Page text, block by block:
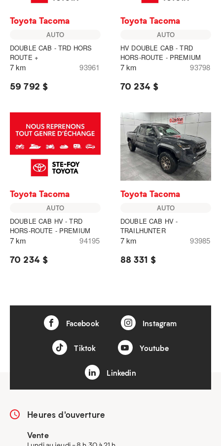
Toyota Tacoma
AUTO
DOUBLE CAB - TRD HORS
ROUTE +
7 km 93961
59 792 $
Toyota Tacoma
AUTO
HV DOUBLE CAB - TRD
HORS-ROUTE - PREMIUM
7 km 93798
70 234 $
Toyota Tacoma
AUTO
DOUBLE CAB HV - TRD
HORS-ROUTE - PREMIUM
7 km 94195
70 234 $
Toyota Tacoma
AUTO
DOUBLE CAB HV -
TRAILHUNTER
7 km 93985
88 331 $
Facebook Instagram
Tiktok Youtube
Linkedin
Heures d'ouverture
Vente